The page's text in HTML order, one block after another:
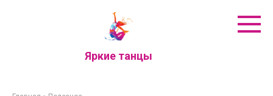
Яркие танцы